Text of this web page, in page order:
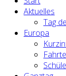
Aktuelles
Tag
Europa